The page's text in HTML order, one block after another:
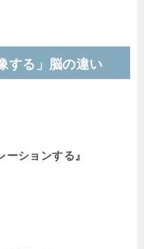
する」脳の違い
ーションする』